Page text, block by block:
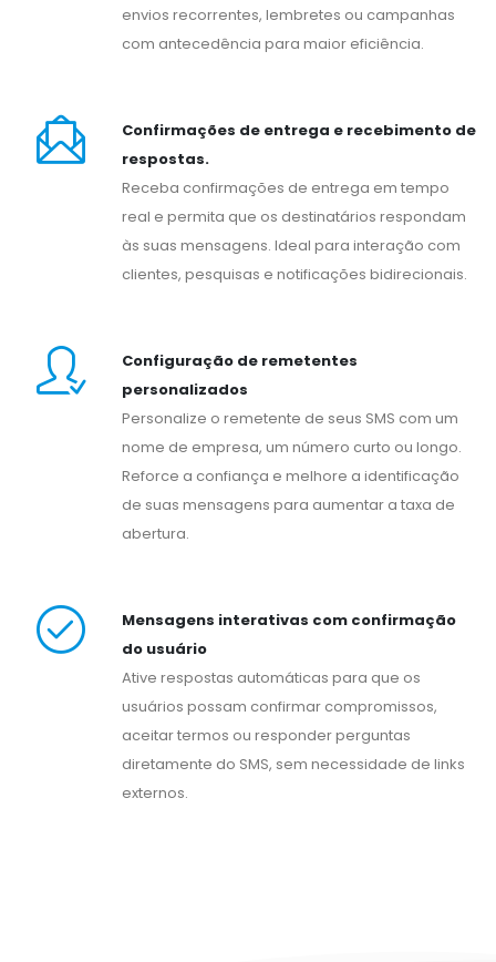
envios recorrentes, lembretes ou campanhas
com antecedência para maior eficiência.
Confirmações de entrega e recebimento de
respostas.
Receba confirmações de entrega em tempo
real e permita que os destinatários respondam
às suas mensagens. Ideal para interação com
clientes, pesquisas e notificações bidirecionais.
Configuração de remetentes
personalizados
Personalize o remetente de seus SMS com um
nome de empresa, um número curto ou longo.
Reforce a confiança e melhore a identificação
de suas mensagens para aumentar a taxa de
abertura.
Mensagens interativas com confirmação
do usuário
Ative respostas automáticas para que os
usuários possam confirmar compromissos,
aceitar termos ou responder perguntas
diretamente do SMS, sem necessidade de links
externos.